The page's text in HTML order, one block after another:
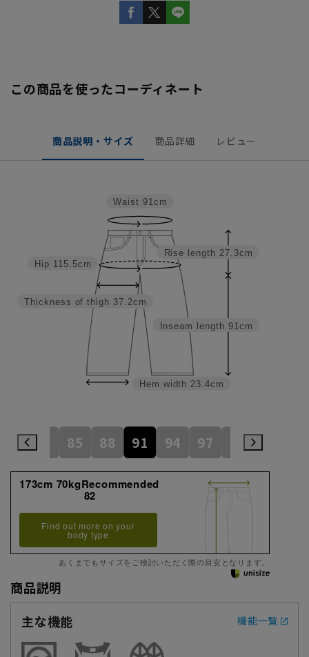
この商品を使ったコーディネート
商品説明・サイズ 商品詳細 レビュー
Inseam length 91cm
Rise length 27.3cm
Hem width 23.4cm
Thickness of thigh 37.2cm
Hip 115.5cm
Waist 91cm
82 85 88 91 94 97 100
173cm 70kgRecommended
82
Find out more on your
body type
あくまでもサイズをご検討いただく際の目安となります。
商品説明
主な機能
機能一覧